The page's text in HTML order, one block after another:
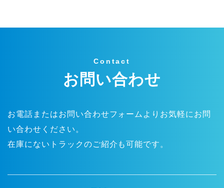
Contact
お問い合わせ
お電話またはお問い合わせフォームよりお気軽にお問
い合わせください。
在庫にないトラックのご紹介も可能です。